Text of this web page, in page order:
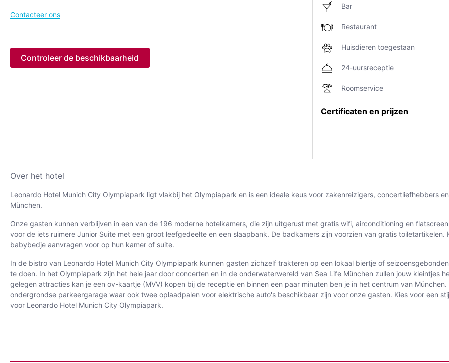
Contacteer ons
Controleer de beschikbaarheid
Bar
Restaurant
Huisdieren toegestaan
24-uursreceptie
Roomservice
Certificaten en prijzen
Over het hotel
Leonardo Hotel Munich City Olympiapark ligt vlakbij het Olympiapark en is een ideale keus voor zakenreizigers, concertliefhebbers
München.
Onze gasten kunnen verblijven in een van de 196 moderne hotelkamers, die zijn uitgerust met gratis wifi, airconditioning en
voor de iets ruimere Junior Suite met een groot leefgedeelte en een slaapbank. De badkamers zijn voorzien van gratis toiletartikelen.
babybedje aanvragen voor op hun kamer of suite.
In de bistro van Leonardo Hotel Munich City Olympiapark kunnen gasten zichzelf trakteren op een lokaal biertje of
te doen. In het Olympiapark zijn het hele jaar door concerten en in de onderwaterwereld van Sea Life München zullen jouw kleintjes
gelegen attracties kan je een ov-kaartje (MVV) kopen bij de receptie en binnen een paar minuten ben je in het centrum van
ondergrondse parkeergarage waar ook twee oplaadpalen voor elektrische auto's beschikbaar zijn voor onze gasten. Kies voor een
voor Leonardo Hotel Munich City Olympiapark.